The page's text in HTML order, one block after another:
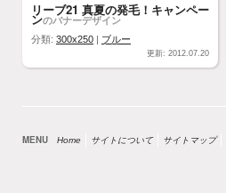
リーブ21 真夏の発毛！キャンペー
ンのバナーデザイン
分類: 300x250 ブルー
更新: 2012.07.20
MENU Home サイトについて サイトマップ